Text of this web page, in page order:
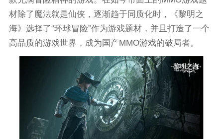
材除了魔法就是仙侠，逐渐趋于同质化时，《黎明之
海》选择了“环球冒险”作为游戏题材，并且打造了一个
高品质的游戏世界，成为国产MMO游戏的破局者。